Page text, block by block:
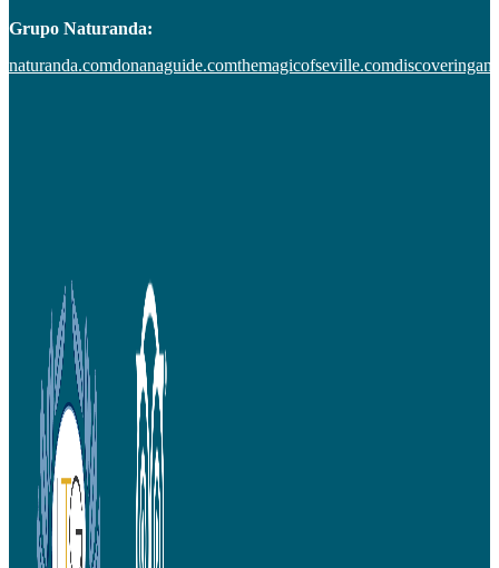
Grupo Naturanda:
naturanda.comdonanaguide.comthemagicofseville.com